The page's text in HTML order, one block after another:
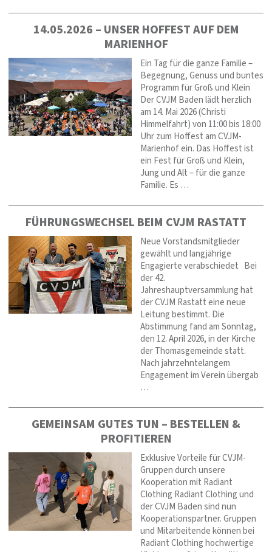
14.05.2026 – UNSER HOFFEST AUF DEM
MARIENHOF
Ein Tag für die ganze Familie –
Begegnung, Genuss und buntes
Programm für Groß und Klein
Der CVJM Baden lädt herzlich
am 14. Mai 2026 (Christi
Himmelfahrt) von 11:00 bis 18:00
Uhr zum Hoffest am CVJM-
Marienhof ein. Das Hoffest ist
ein Fest für Groß und Klein,
Jung und Alt – für die ganze
Familie. Es …
FÜHRUNGSWECHSEL BEIM CVJM RASTATT
Neue Vorstandsmitglieder
gewählt und langjährige
Engagierte verabschiedet Bei
der 42.
Jahreshauptversammlung hat
der CVJM Rastatt eine neue
Leitung bestimmt. Die
Abstimmung fand am Sonntag,
den 12. April 2026, in der Kirche
der Thomasgemeinde statt.
Nach jahrzehntelangem
Engagement im Verein übergab
…
GEMEINSAM GUTES TUN – BESTELLEN &
PROFITIEREN
Exklusive Vorteile für CVJM-
Gruppen durch unsere
Kooperation mit Radiant
Clothing Radiant Clothing und
der CVJM Baden sind nun
Kooperationspartner. Gruppen
und Mitarbeitende können bei
Radiant Clothing hochwertige